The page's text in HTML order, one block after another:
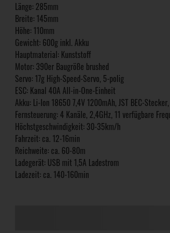
Länge: 285mm
Breite: 145mm
Höhe: 110mm
Gewicht: 600g inkl. Akku
Hauptmaterial: Kunststoff
Motor: 390er Baugröße brushed
Servo: 17g High-Speed-Servo, 5-polig
ESC: Kanal 40A All-in-One-Einheit
Akku: Li-Ion 18650 7,4V 1200mAh, JST BEC-
Fernsteuerung: 4 Kanäle, 2,4GHz, 11 verfügbare
Höchstgeschwindigkeit: 30-35km/h
Fahrzeit: ca. 12-16min
Reichweite: ca. 60-80m
Ladegerät: USB mit 1,5A Ladestrom
Ladezeit: ca. 140-160min